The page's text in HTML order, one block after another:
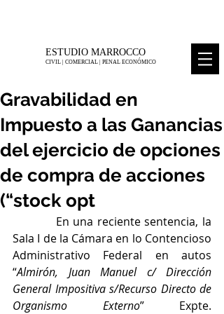
ESTUDIO MARROCCO
CIVIL | COMERCIAL | PENAL ECONÓMICO
Gravabilidad en
Impuesto a las Ganancias
del ejercicio de opciones
de compra de acciones
(“stock opt
Sala I de la Cámara en lo Contencioso
Administrativo Federal en autos
“Almirón, Juan Manuel c/ Dirección
General Impositiva s/Recurso Directo de
Organismo Externo” Expte.